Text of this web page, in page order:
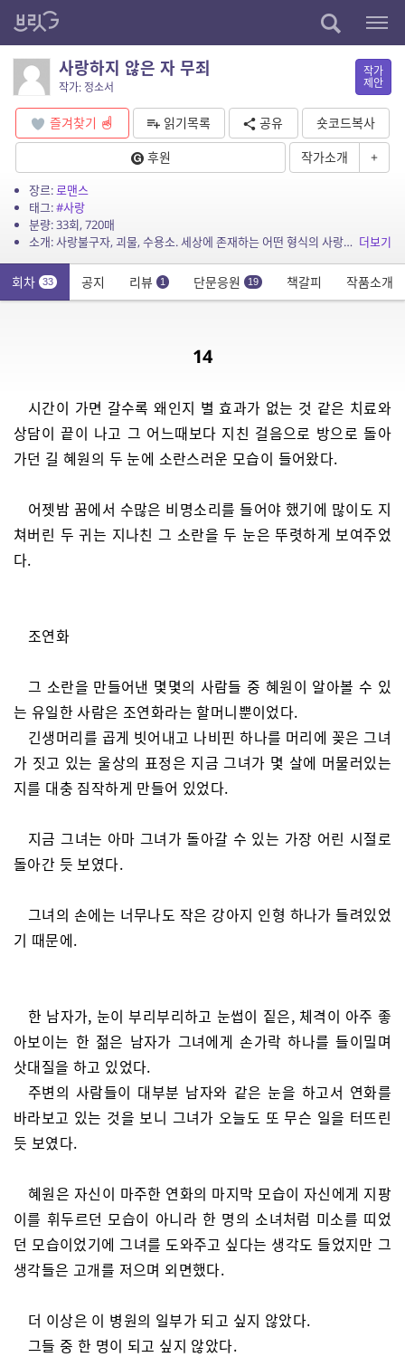
사랑하지 않은 자 무죄
작가: 정소서
작가
제안
즐겨찾기 읽기목록 공유
숏코드복사
후원
작가소개 +
장르:로맨스
태그:#사랑
분량: 33회, 720매
소개: 사랑불구자, 괴물, 수용소. 세상에 존재하는 어떤 형식의 사랑도 하지 못하는 이들에 붙여지는 이름이었다. 혜원, 스물셋의 나이에 희망사랑병원에 스스로 발을 내디딘 그녀는 분명 그들... 더보기
회차 33 공지 리뷰 1 단문응원 19 책갈피 작품소개
14
시간이 가면 갈수록 왜인지 별 효과가 없는 것 같은 치료와
상담이 끝이 나고 그 어느때보다 지친 걸음으로 방으로 돌아
가던 길 혜원의 두 눈에 소란스러운 모습이 들어왔다.
어젯밤 꿈에서 수많은 비명소리를 들어야 했기에 많이도 지
쳐버린 두 귀는 지나친 그 소란을 두 눈은 뚜렷하게 보여주었
다.
조연화
그 소란을 만들어낸 몇몇의 사람들 중 혜원이 알아볼 수 있
는 유일한 사람은 조연화라는 할머니뿐이었다.
긴생머리를 곱게 빗어내고 나비핀 하나를 머리에 꽂은 그녀
가 짓고 있는 울상의 표정은 지금 그녀가 몇 살에 머물러있는
지를 대충 짐작하게 만들어 있었다.
지금 그녀는 아마 그녀가 돌아갈 수 있는 가장 어린 시절로
돌아간 듯 보였다.
그녀의 손에는 너무나도 작은 강아지 인형 하나가 들려있었
기 때문에.
한 남자가, 눈이 부리부리하고 눈썹이 짙은, 체격이 아주 좋
아보이는 한 젊은 남자가 그녀에게 손가락 하나를 들이밀며
삿대질을 하고 있었다.
주변의 사람들이 대부분 남자와 같은 눈을 하고서 연화를
바라보고 있는 것을 보니 그녀가 오늘도 또 무슨 일을 터뜨린
듯 보였다.
혜원은 자신이 마주한 연화의 마지막 모습이 자신에게 지팡
이를 휘두르던 모습이 아니라 한 명의 소녀처럼 미소를 띠었
던 모습이었기에 그녀를 도와주고 싶다는 생각도 들었지만 그
생각들은 고개를 저으며 외면했다.
더 이상은 이 병원의 일부가 되고 싶지 않았다.
그들 중 한 명이 되고 싶지 않았다.